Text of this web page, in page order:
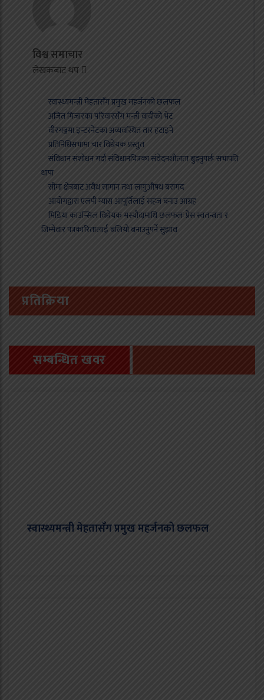
विश्व समाचार
लेखकबाट थप
स्वास्थ्यमन्त्री मेहतासँग प्रमुख महर्जनको छलफल
अजित मिजारका परिवारसँग मन्त्री वादीको भेट
वीरगञ्जमा इन्टरनेटका अव्यवस्थित तार हटाइने
प्रतिनिधिसभामा चार विधेयक प्रस्तुत
संविधान संशोधन गर्दा संविधानभित्रका संवेदनशीलता बुझ्नुपर्छः सभापति
थापा
सीमा क्षेत्रबाट अवैध सामान तथा लागुऔषध बरामद
आयोगद्वारा एलपी ग्यास आपूर्तिलाई सहज बनाउ आग्रह
मिडिया काउन्सिल विधेयक मस्यौदामाथि छलफलः प्रेस स्वतन्त्रता र
जिम्मेवार पत्रकारितालाई बलियो बनाउनुपर्ने सुझाव
प्रतिक्रिया
सम्बन्धित खवर
स्वास्थ्यमन्त्री मेहतासँग प्रमुख महर्जनको छलफल